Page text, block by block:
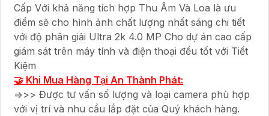
Cấp Với khả năng tích hợp Thu Âm Và Loa là ưu
điểm sẽ cho hình ảnh chất lượng nhất sáng chi tiết
với độ phân giải Ultra 2k 4.0 MP Cho dự án cao cấp
giám sát trên máy tính và điện thoại đều tốt với Tiết
Kiệm
🤝 Khi Mua Hàng Tại An Thành Phát:
=>>> Được tư vấn số lượng và loại camera phù hợp
với vị trí và nhu cầu lắp đặt của Quý khách hàng.